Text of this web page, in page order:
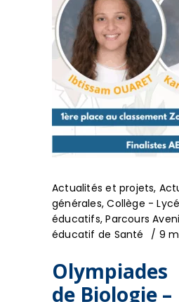
Actualités et projets,
générales,Collège -
éducatifs,Parcours
éducatif de Santé
9
Olympiades
de Biologie –